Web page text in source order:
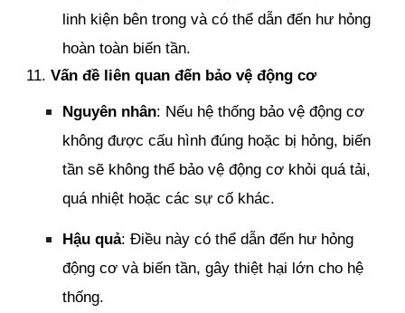
linh kiện bên trong và có thể dẫn đến hư hỏng
hoàn toàn biến tần.
11.Vấn đề liên quan đến bảo vệ động cơ
Nguyên nhân: Nếu hệ thống bảo vệ động cơ
không được cấu hình đúng hoặc bị hỏng, biến
tần sẽ không thể bảo vệ động cơ khỏi quá tải,
quá nhiệt hoặc các sự cố khác.
Hậu quả: Điều này có thể dẫn đến hư hỏng
động cơ và biến tần, gây thiệt hại lớn cho hệ
thống.